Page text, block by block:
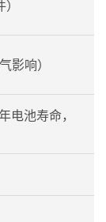
影响）
池寿命，